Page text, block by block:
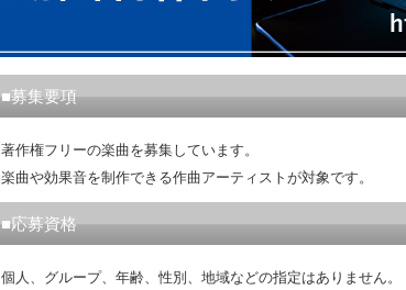
■募集要項
著作権フリーの楽曲を募集しています。
楽曲や効果音を制作できる作曲アーティストが対象です。
■応募資格
個人、グループ、年齢、性別、地域などの指定はありません。